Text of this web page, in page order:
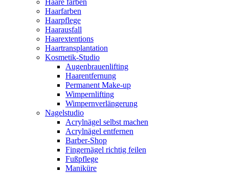
Haare färben
Haarfarben
Haarpflege
Haarausfall
Haarextentions
Haartransplantation
Kosmetik-Studio
Augenbrauenlifting
Haarentfernung
Permanent Make-up
Wimpernlifting
Wimpernverlängerung
Nagelstudio
Acrylnägel selbst machen
Acrylnägel entfernen
Barber-Shop
Fingernägel richtig feilen
Fußpflege
Maniküre